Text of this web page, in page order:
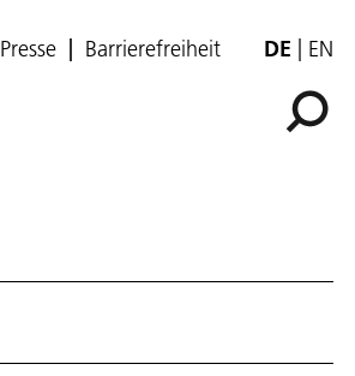
Presse Barrierefreiheit DE EN